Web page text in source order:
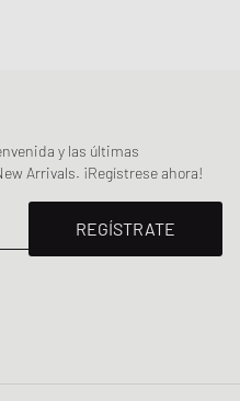
y las últimas
Arrivals. ¡Regístrese ahora!
REGÍSTRATE